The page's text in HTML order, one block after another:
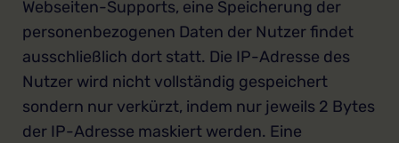
Webseiten-Supports, eine Speicherung der
personenbezogenen Daten der Nutzer findet
ausschließlich dort statt. Die IP-Adresse des
Nutzer wird nicht vollständig gespeichert
sondern nur verkürzt, indem nur jeweils 2 Bytes
der IP-Adresse maskiert werden. Eine